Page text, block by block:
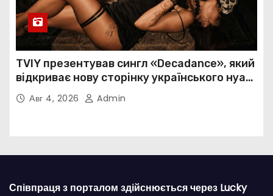
TVIY презентував сингл «Decadance», який
відкриває нову сторінку українського нуар-
попуАвг 4, 2026 Admin
Співпраця з порталом здійснюється через Lucky